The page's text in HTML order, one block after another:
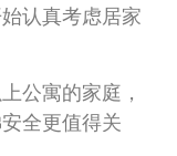
认真考虑居家
公寓的家庭，
全更值得关